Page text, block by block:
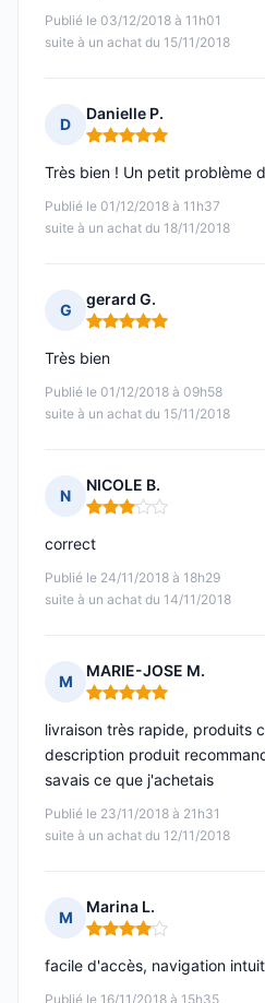
Publié le 03/12/2018 à 11h01
suite à un achat du 15/11/2018
D
Danielle P.
Note : 5 sur 5
Publié le 01/12/2018 à 11h37
suite à un achat du 18/11/2018
Très bien ! Un petit problème
G
gerard G.
Note : 5 sur 5
Publié le 01/12/2018 à 09h58
suite à un achat du 15/11/2018
Très bien
N
NICOLE B.
Note : 3 sur 5
Publié le 24/11/2018 à 18h29
suite à un achat du 14/11/2018
correct
M
MARIE-JOSE M.
Note : 5 sur 5
Publié le 23/11/2018 à 21h31
suite à un achat du 12/11/2018
livraison très rapide, produits
description produit
savais ce que j'achetais
M
Marina L.
Note : 4 sur 5
Publié le 16/11/2018 à 15h35
facile d'accès, navigation